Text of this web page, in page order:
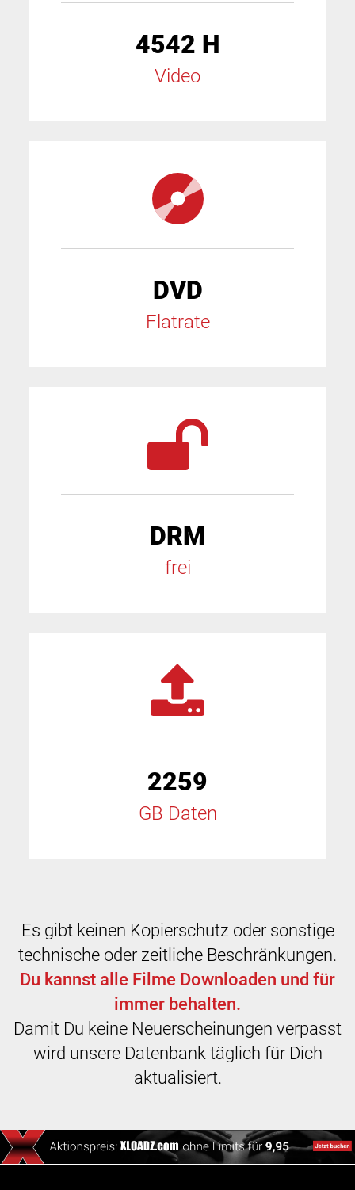
4542 H
Video
DVD
Flatrate
DRM
frei
2259
GB Daten
Es gibt keinen Kopierschutz oder sonstige
technische oder zeitliche Beschränkungen.
Du kannst alle Filme Downloaden und für
immer behalten.
Damit Du keine Neuerscheinungen verpasst
wird unsere Datenbank täglich für Dich
aktualisiert.